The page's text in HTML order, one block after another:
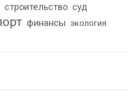
строительство суд
финансы экология